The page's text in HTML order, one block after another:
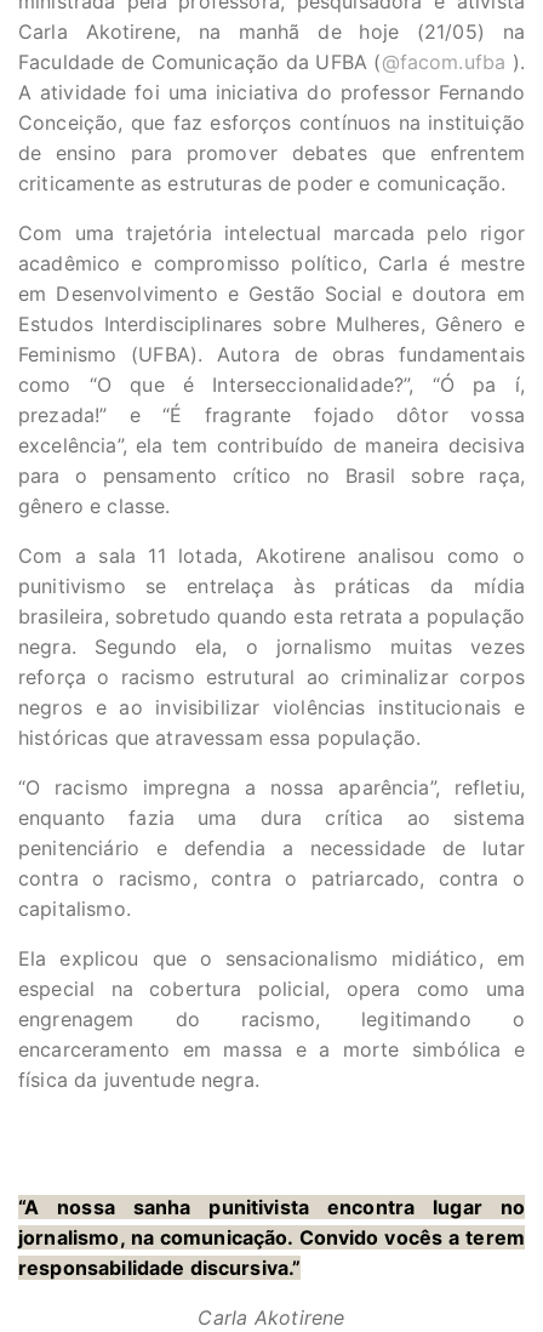
Carla Akotirene, na manhã de hoje (21/05) na
Faculdade de Comunicação da UFBA (@facom.ufba ).
A atividade foi uma iniciativa do professor Fernando
Conceição, que faz esforços contínuos na instituição
de ensino para promover debates que enfrentem
criticamente as estruturas de poder e comunicação.
Com uma trajetória intelectual marcada pelo rigor
acadêmico e compromisso político, Carla é mestre
em Desenvolvimento e Gestão Social e doutora em
Estudos Interdisciplinares sobre Mulheres, Gênero e
Feminismo (UFBA). Autora de obras fundamentais
como “O que é Interseccionalidade?”, “Ó pa í,
prezada!” e “É fragrante fojado dôtor vossa
excelência”, ela tem contribuído de maneira decisiva
para o pensamento crítico no Brasil sobre raça,
gênero e classe.
Com a sala 11 lotada, Akotirene analisou como o
punitivismo se entrelaça às práticas da mídia
brasileira, sobretudo quando esta retrata a população
negra. Segundo ela, o jornalismo muitas vezes
reforça o racismo estrutural ao criminalizar corpos
negros e ao invisibilizar violências institucionais e
históricas que atravessam essa população.
“O racismo impregna a nossa aparência”, refletiu,
enquanto fazia uma dura crítica ao sistema
penitenciário e defendia a necessidade de lutar
contra o racismo, contra o patriarcado, contra o
capitalismo.
Ela explicou que o sensacionalismo midiático, em
especial na cobertura policial, opera como uma
engrenagem do racismo, legitimando o
encarceramento em massa e a morte simbólica e
física da juventude negra.
“A nossa sanha punitivista encontra lugar no
jornalismo, na comunicação. Convido vocês a terem
responsabilidade discursiva.”
Carla Akotirene